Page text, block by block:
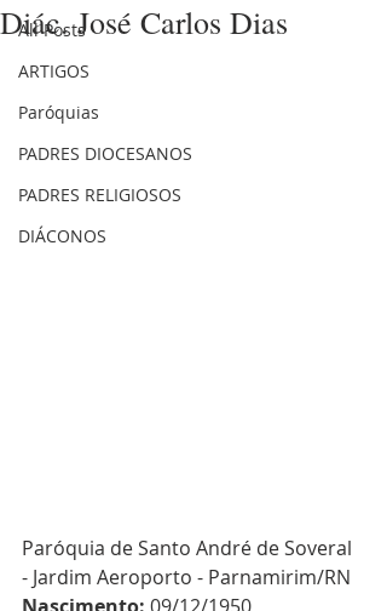
All Posts
ARTIGOS
Paróquias
PADRES DIOCESANOS
PADRES RELIGIOSOS
DIÁCONOS
Diác. José Carlos Dias
Paróquia de Santo André de Soveral
- Jardim Aeroporto - Parnamirim/RN